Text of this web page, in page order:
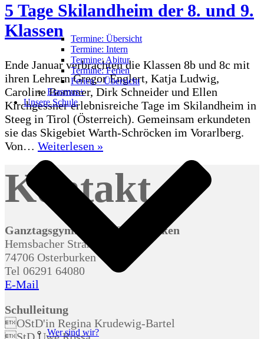
Termine: Übersicht
Termine: Intern
Termine: Abitur
Termine: Ferien
Ferien – Übersicht
Erasmus+
Unsere Schule
Wer sind wir?
5 Tage Skilandheim der 8. und 9.
Klassen
Ende Januar verbrachten die Klassen 8b und 8c mit
ihren Lehrern Gregor Englert, Katja Ludwig,
Caroline Bommer, Dirk Schneider und Ellen
Kirchgessner erlebnisreiche Tage im Skilandheim in
Steeg in Tirol (Österreich). Gemeinsam erkundeten
sie das Skigebiet Warth-Schröcken im Vorarlberg.
Von… Weiterlesen »
Skilandheim
der
8.
und
Kontakt
Ganztagsgymnasium Osterburken
Hemsbacher Straße 24
74706 Osterburken
Tel 06291 64080
E-Mail
Schulleitung
OStD'in Regina Krudewig-Bartel